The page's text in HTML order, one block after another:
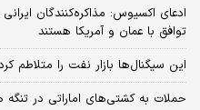
ادعای اکسیوس: مذاکره‌کنندگان
توافق با عمان و آمریکا هستند
این سیگنال‌ها بازار نفت را متلاطم
حملات به کشتی‌های اماراتی در تنگه